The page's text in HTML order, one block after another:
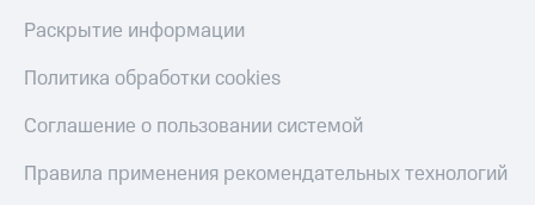
Раскрытие информации
Политика обработки cookies
Соглашение о пользовании системой
Правила применения рекомендательных технологий